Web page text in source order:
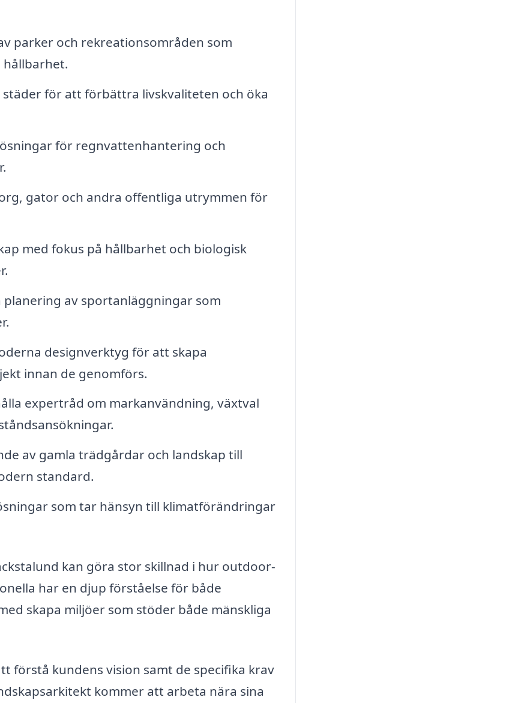
parker och rekreationsområden som
hållbarhet.
för att förbättra livskvaliteten och öka
för regnvattenhantering och
gator och andra offentliga utrymmen för
med fokus på hållbarhet och biologisk
planering av sportanläggningar som
designverktyg för att skapa
innan de genomförs.
expertråd om markanvändning, växtval
av gamla trädgårdar och landskap till
standard.
som tar hänsyn till klimatförändringar
kan göra stor skillnad i hur outdoor-
har en djup förståelse för både
skapa miljöer som stöder både mänskliga
förstå kundens vision samt de specifika krav
kommer att arbeta nära sina